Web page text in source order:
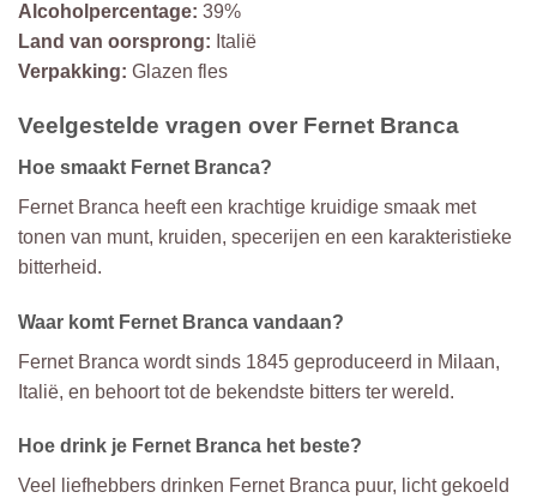
Alcoholpercentage: 39%
Land van oorsprong: Italië
Verpakking: Glazen fles
Veelgestelde vragen over Fernet Branca
Hoe smaakt Fernet Branca?
Fernet Branca heeft een krachtige kruidige smaak met
tonen van munt, kruiden, specerijen en een karakteristieke
bitterheid.
Waar komt Fernet Branca vandaan?
Fernet Branca wordt sinds 1845 geproduceerd in Milaan,
Italië, en behoort tot de bekendste bitters ter wereld.
Hoe drink je Fernet Branca het beste?
Veel liefhebbers drinken Fernet Branca puur, licht gekoeld